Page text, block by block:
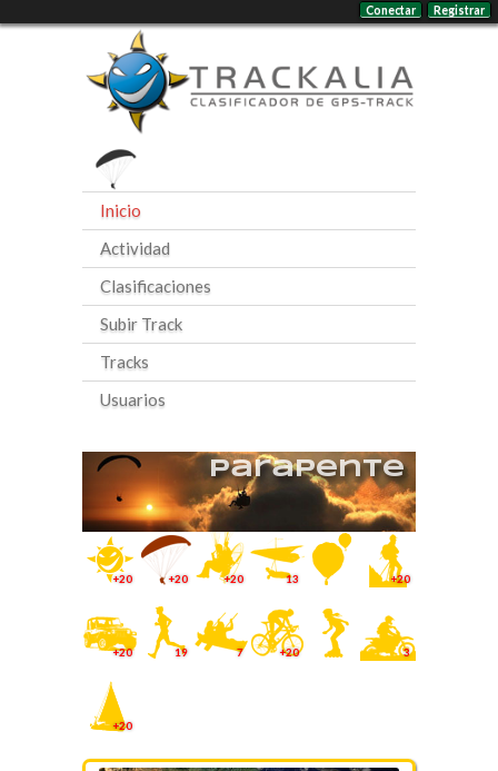
Conectar Registrar
Inicio
Actividad
Clasificaciones
Subir Track
Tracks
Usuarios
Parapente
+20 +20 +20 13 +20
+20 19 7 +20 3
+20